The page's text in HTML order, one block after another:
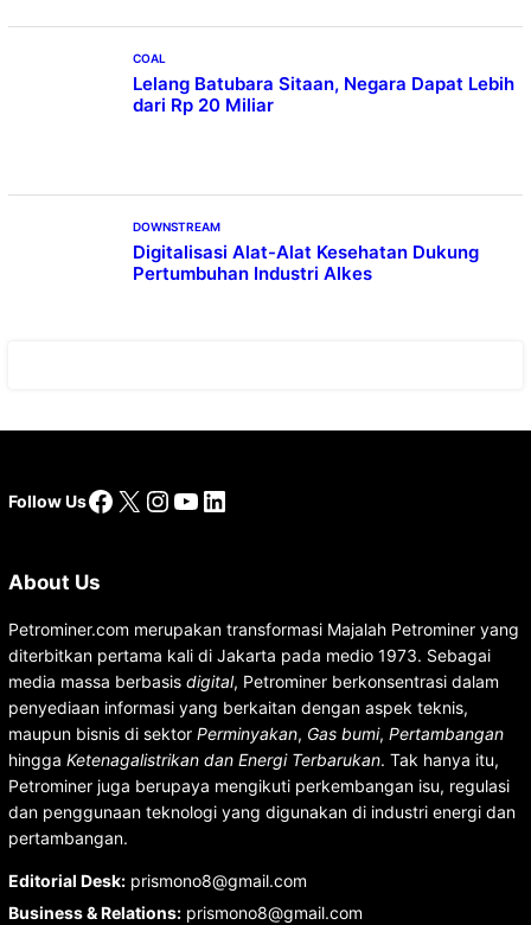
COAL
Lelang Batubara Sitaan, Negara Dapat Lebih
dari Rp 20 Miliar
DOWNSTREAM
Digitalisasi Alat-Alat Kesehatan Dukung
Pertumbuhan Industri Alkes
Follow UsFacebook
X Instagram
YouTube
LinkedIn
About Us
Petrominer.com merupakan transformasi Majalah Petrominer yang
diterbitkan pertama kali di Jakarta pada medio 1973. Sebagai
media massa berbasis digital, Petrominer berkonsentrasi dalam
penyediaan informasi yang berkaitan dengan aspek teknis,
maupun bisnis di sektor Perminyakan, Gas bumi, Pertambangan
hingga Ketenagalistrikan dan Energi Terbarukan. Tak hanya itu,
Petrominer juga berupaya mengikuti perkembangan isu, regulasi
dan penggunaan teknologi yang digunakan di industri energi dan
pertambangan.
Editorial Desk:prismono8@gmail.com
Business & Relations:prismono8@gmail.com